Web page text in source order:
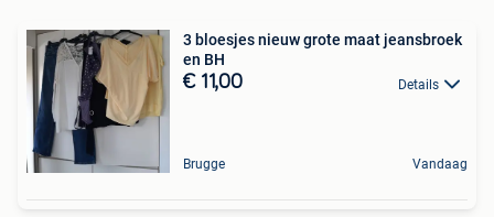
3 bloesjes nieuw grote maat jeansbroek
en BH
€ 11,00 Details
Brugge Vandaag